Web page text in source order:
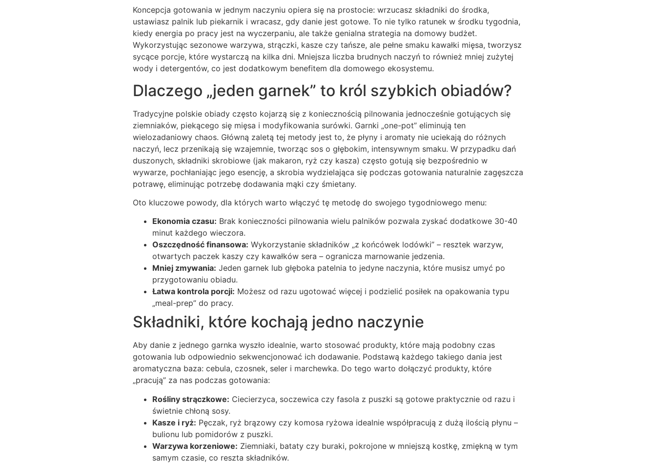
Koncepcja gotowania w jednym naczyniu opiera się na prostocie: wrzucasz składniki do środka,
ustawiasz palnik lub piekarnik i wracasz, gdy danie jest gotowe. To nie tylko ratunek w środku tygodnia,
kiedy energia po pracy jest na wyczerpaniu, ale także genialna strategia na domowy budżet.
Wykorzystując sezonowe warzywa, strączki, kasze czy tańsze, ale pełne smaku kawałki mięsa, tworzysz
sycące porcje, które wystarczą na kilka dni. Mniejsza liczba brudnych naczyń to również mniej zużytej
wody i detergentów, co jest dodatkowym benefitem dla domowego ekosystemu.
Dlaczego „jeden garnek” to król szybkich obiadów?
Tradycyjne polskie obiady często kojarzą się z koniecznością pilnowania jednocześnie gotujących się
ziemniaków, piekącego się mięsa i modyfikowania surówki. Garnki „one-pot” eliminują ten
wielozadaniowy chaos. Główną zaletą tej metody jest to, że płyny i aromaty nie uciekają do różnych
naczyń, lecz przenikają się wzajemnie, tworząc sos o głębokim, intensywnym smaku. W przypadku dań
duszonych, składniki skrobiowe (jak makaron, ryż czy kasza) często gotują się bezpośrednio w
wywarze, pochłaniając jego esencję, a skrobia wydzielająca się podczas gotowania naturalnie zagęszcza
potrawę, eliminując potrzebę dodawania mąki czy śmietany.
Oto kluczowe powody, dla których warto włączyć tę metodę do swojego tygodniowego menu:
Ekonomia czasu: Brak konieczności pilnowania wielu palników pozwala zyskać dodatkowe 30-40
minut każdego wieczora.
Oszczędność finansowa: Wykorzystanie składników „z końcówek lodówki” – resztek warzyw,
otwartych paczek kaszy czy kawałków sera – ogranicza marnowanie jedzenia.
Mniej zmywania: Jeden garnek lub głęboka patelnia to jedyne naczynia, które musisz umyć po
przygotowaniu obiadu.
Łatwa kontrola porcji: Możesz od razu ugotować więcej i podzielić posiłek na opakowania typu
„meal-prep” do pracy.
Składniki, które kochają jedno naczynie
Aby danie z jednego garnka wyszło idealnie, warto stosować produkty, które mają podobny czas
gotowania lub odpowiednio sekwencjonować ich dodawanie. Podstawą każdego takiego dania jest
aromatyczna baza: cebula, czosnek, seler i marchewka. Do tego warto dołączyć produkty, które
„pracują” za nas podczas gotowania:
Rośliny strączkowe: Ciecierzyca, soczewica czy fasola z puszki są gotowe praktycznie od razu i
świetnie chłoną sosy.
Kasze i ryż: Pęczak, ryż brązowy czy komosa ryżowa idealnie współpracują z dużą ilością płynu –
bulionu lub pomidorów z puszki.
Warzywa korzeniowe: Ziemniaki, bataty czy buraki, pokrojone w mniejszą kostkę, zmiękną w tym
samym czasie, co reszta składników.